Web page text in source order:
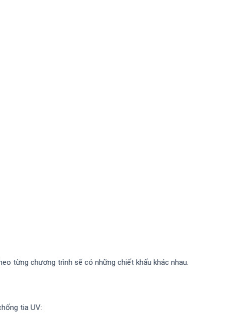
từng chương trình sẽ có những chiết khấu khác nhau.
tia UV: